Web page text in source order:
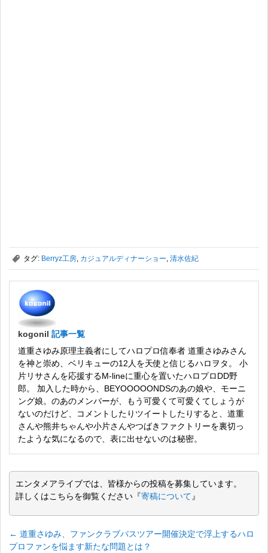
, タグ: Berryz工房 カジュアルディナーショー 清水佐紀
kogonil 記事一覧
道重さゆみ原理主義者にしてハロプロ信奉者 道重さゆみさん
を神と崇め、ベリキューの12人を天使と信じるハロヲタ。 小
片リサさんを応援するM-lineに重心を置いたハロプロDD野
郎。 加入した時から、BEYOOOOONDSのあの娘や、モーニ
ング娘。のあのメンバーが、もう可愛くて可愛くてしょうが
ないのだけど、コメントしたりツイートしたりすると、道重
さんや熊井ちゃんや小片さんやつばきファクトリーを裏切っ
たような気になるので、表に出せないのは秘密。
エンタメアライブでは、皆様からの投稿を募集しています。
詳しくはこちらを御覧ください『寄稿について 』
← 道重さゆみ、ファンクラブバスツアー開催決定で浮上するハロ
プロファンを悩ます新たな問題とは？